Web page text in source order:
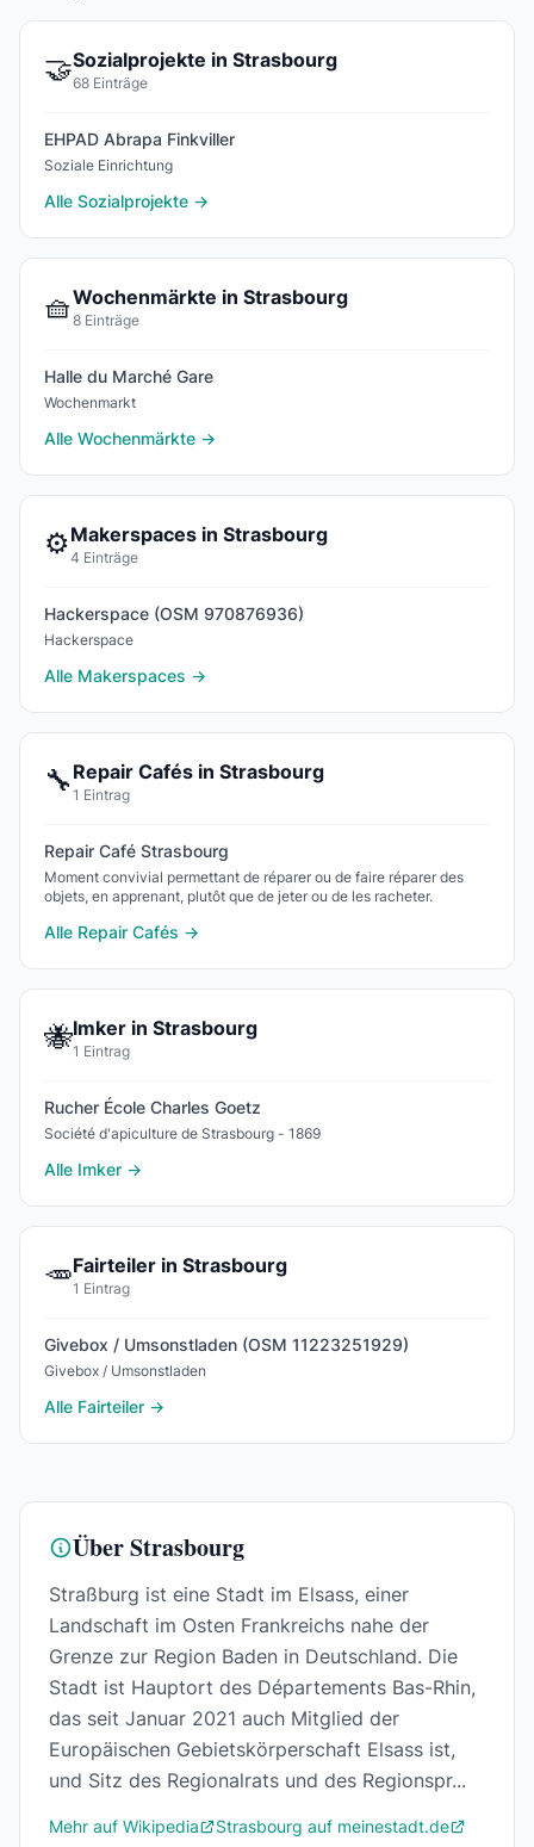
🤝Sozialprojekte in Strasbourg
68 Einträge
EHPAD Abrapa Finkviller
Soziale Einrichtung
Alle Sozialprojekte →
🧺Wochenmärkte in Strasbourg
8 Einträge
Halle du Marché Gare
Wochenmarkt
Alle Wochenmärkte →
⚙️Makerspaces in Strasbourg
4 Einträge
Hackerspace (OSM 970876936)
Hackerspace
Alle Makerspaces →
🔧 Repair Cafés in Strasbourg
1 Eintrag
Repair Café Strasbourg
Moment convivial permettant de réparer ou de faire réparer des
objets, en apprenant, plutôt que de jeter ou de les racheter.
Alle Repair Cafés →
🐝Imker in Strasbourg
1 Eintrag
Rucher École Charles Goetz
Société d'apiculture de Strasbourg - 1869
Alle Imker →
🥕Fairteiler in Strasbourg
1 Eintrag
Givebox / Umsonstladen (OSM 11223251929)
Givebox / Umsonstladen
Alle Fairteiler →
Über Strasbourg
Straßburg ist eine Stadt im Elsass, einer
Landschaft im Osten Frankreichs nahe der
Grenze zur Region Baden in Deutschland. Die
Stadt ist Hauptort des Départements Bas-Rhin,
das seit Januar 2021 auch Mitglied der
Europäischen Gebietskörperschaft Elsass ist,
und Sitz des Regionalrats und des Regionspr...
Mehr auf Wikipedia Strasbourg auf meinestadt.de